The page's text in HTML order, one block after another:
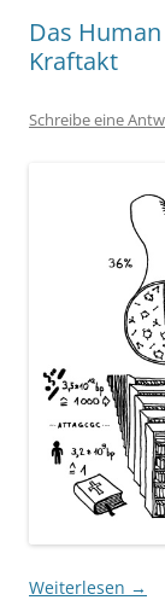
Das
Kraftakt
Schreibe eine
Weiterlesen →